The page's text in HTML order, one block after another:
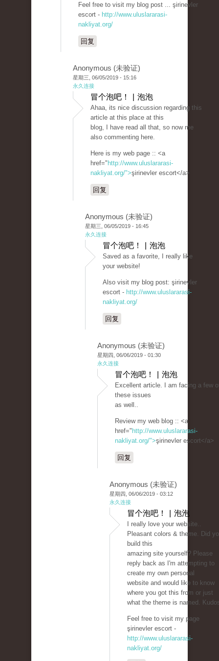
Feel free to visit my blog post ... şirinevler
escort - http://www.uluslararasi-
nakliyat.org/
回复
Anonymous (未验证)
星期三, 06/05/2019 - 15:16
永久连接
冒个泡吧！ | 泡泡
Ahaa, its nice discussion regarding this
article at this place at this
blog, I have read all that, so now me
also commenting here.
Here is my web page :: <a
href=" http://www.uluslararasi-
nakliyat.org/">şirinevler escort</a>
回复
Anonymous (未验证)
星期三, 06/05/2019 - 16:45
永久连接
冒个泡吧！ | 泡泡
Saved as a favorite, I really like
your website!
Also visit my blog post: şirinevler
escort - http://www.uluslararasi-
nakliyat.org/
回复
Anonymous (未验证)
星期四, 06/06/2019 - 01:30
永久连接
冒个泡吧！ | 泡泡
Excellent article. I am facing a few
these issues
as well..
Review my web blog :: <a
href=" http://www.uluslararasi-
nakliyat.org/">şirinevler escort</a>
回复
Anonymous (未验证)
星期四, 06/06/2019 - 03:12
永久连接
冒个泡吧！ | 泡泡
I really love your website..
Pleasant colors & theme. Did
build this
amazing site yourself? Please
reply back as I'm attempting to
create my own personal
website and would like to know
where you got this from or just
what the theme is named.
Feel free to visit my page
şirinevler escort -
http://www.uluslararasi-
nakliyat.org/